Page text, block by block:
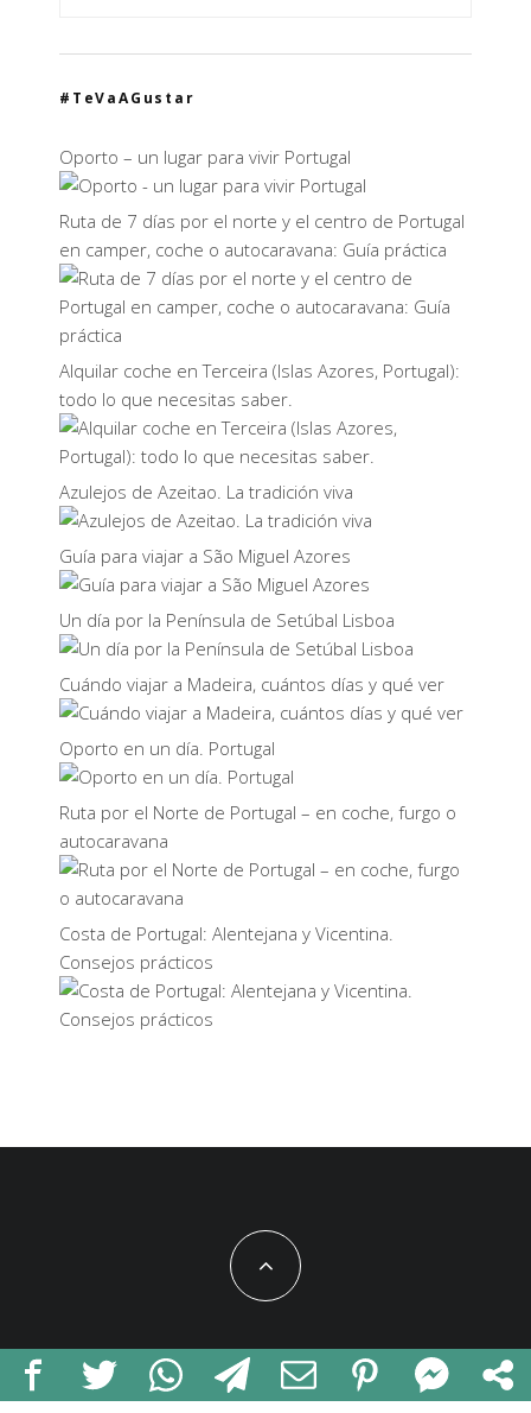
#TeVaAGustar
Oporto – un lugar para vivir Portugal
Ruta de 7 días por el norte y el centro de Portugal
en camper, coche o autocaravana: Guía práctica
Alquilar coche en Terceira (Islas Azores, Portugal):
todo lo que necesitas saber.
Azulejos de Azeitao. La tradición viva
Guía para viajar a São Miguel Azores
Un día por la Península de Setúbal Lisboa
Cuándo viajar a Madeira, cuántos días y qué ver
Oporto en un día. Portugal
Ruta por el Norte de Portugal – en coche, furgo o
autocaravana
Costa de Portugal: Alentejana y Vicentina.
Consejos prácticos